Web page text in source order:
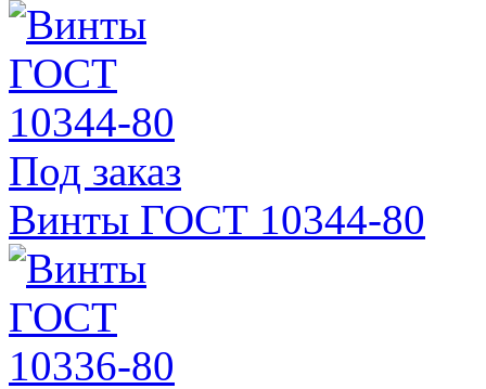
Под заказ
Винты ГОСТ 10344-80